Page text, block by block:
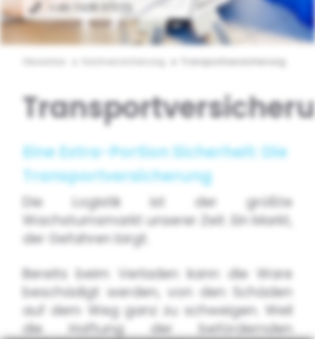
+49 7428 37075
Transportversicherung
Eine Extra-Portion Sicherheit: Die
Transportversicherung
Die Logistik ist der größte
Wachstumsmarkt unserer Zeit. Ein Markt,
der Gefahren birgt.
Bereits beim Verladen kann die Ware
beschädigt werden, von den Schäden
auf dem Weg ganz zu schweigen. Weil
die Haftung der befördernden